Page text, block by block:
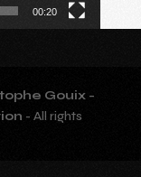
00:20
Gouix -
- All rights